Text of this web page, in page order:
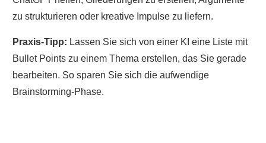
zu strukturieren oder kreative Impulse zu liefern.
Praxis-Tipp: Lassen Sie sich von einer KI eine Liste mit
Bullet Points zu einem Thema erstellen, das Sie gerade
bearbeiten. So sparen Sie sich die aufwendige
Brainstorming-Phase.